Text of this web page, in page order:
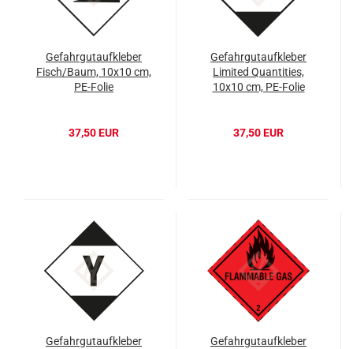
Gefahrgutaufkleber
Fisch/Baum, 10x10 cm,
PE-Folie
37,50 EUR
Gefahrgutaufkleber
Limited Quantities,
10x10 cm, PE-Folie
37,50 EUR
Gefahrgutaufkleber
Gefahrgutaufkleber